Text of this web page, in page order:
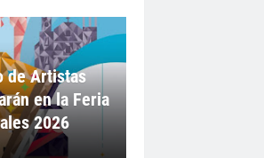
de Artistas
en la Feria
2026